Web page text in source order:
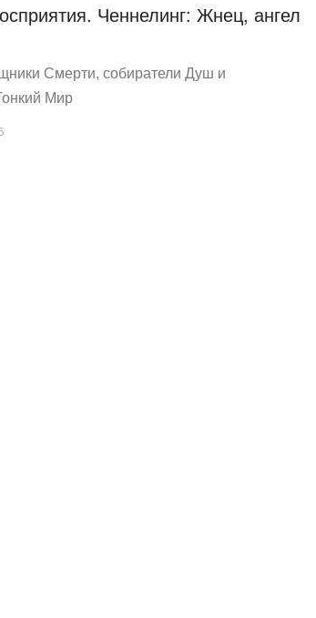
Ченнелинг: Жнец, ангел
Смерти, собиратели Душ и
Мир